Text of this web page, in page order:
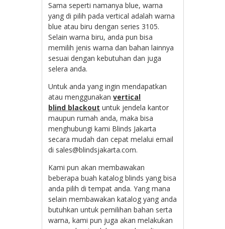
Sama seperti namanya blue, warna
yang di pilih pada vertical adalah warna
blue atau biru dengan series 3105.
Selain warna biru, anda pun bisa
memilih jenis warna dan bahan lainnya
sesuai dengan kebutuhan dan juga
selera anda.
Untuk anda yang ingin mendapatkan
atau menggunakanvertical
blind blackout untuk jendela kantor
maupun rumah anda, maka bisa
menghubungi kami Blinds Jakarta
secara mudah dan cepat melalui email
di sales@blindsjakarta.com.
Kami pun akan membawakan
beberapa buah katalog blinds yang bisa
anda pilih di tempat anda. Yang mana
selain membawakan katalog yang anda
butuhkan untuk pemilihan bahan serta
warna, kami pun juga akan melakukan